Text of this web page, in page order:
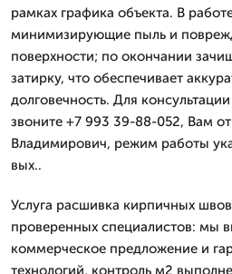
рамках графика объекта. В
минимизирующие пыль и
поверхности; по окончании
затирку, что обеспечивает
долговечность. Для
звоните +7 993 39-88-052, Вам
Владимирович, режим работы
вых..
Услуга расшивка кирпичных швов
проверенных специалистов: мы
коммерческое предложение и
технологий, контроль м2